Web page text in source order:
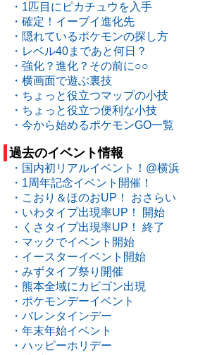
・1匹目にピカチュウを入手
・確定！イーブイ進化先
・隠れているポケモンの探し方
・レベル40まであと何日？
・強化？進化？その前に○○
・横画面で遊ぶ裏技
・ちょっと役立つマップの小技
・ちょっと役立つ便利な小技
・今から始めるポケモンGO一覧
過去のイベント情報
・国内初リアルイベント！@横浜
・1周年記念イベント開催！
・こおり＆ほのおUP！ おさらい
・いわタイプ出現率UP！ 開始
・くさタイプ出現率UP！ 終了
・マックでイベント開始
・イースターイベント開始
・みずタイプ祭り開催
・熊本全域にカビゴン出現
・ポケモンデーイベント
・バレンタインデー
・年末年始イベント
・ハッピーホリデー